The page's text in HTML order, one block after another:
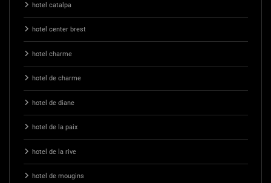
hotel catalpa
hotel center brest
hotel charme
hotel de charme
hotel de diane
hotel de la paix
hotel de la rive
hotel de mougins